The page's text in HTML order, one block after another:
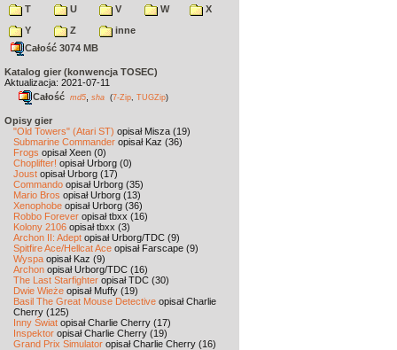
T
U V W
X
Y
Z
inne
Całość 3074 MB
Katalog gier (konwencja TOSEC)
Aktualizacja: 2021-07-11
Całość md5 sha (7-Zip TUGZip)
Opisy gier
"Old Towers" (Atari ST) opisał Misza (19)
Submarine Commander opisał Kaz (36)
Frogs opisał Xeen (0)
Choplifter! opisał Urborg (0)
Joust opisał Urborg (17)
Commando opisał Urborg (35)
Mario Bros opisał Urborg (13)
Xenophobe opisał Urborg (36)
Robbo Forever opisał tbxx (16)
Kolony 2106 opisał tbxx (3)
Archon II: Adept opisał Urborg/TDC (9)
Spitfire Ace/Hellcat Ace opisał Farscape (9)
Wyspa opisał Kaz (9)
Archon opisał Urborg/TDC (16)
The Last Starfighter opisał TDC (30)
Dwie Wieże opisał Muffy (19)
Basil The Great Mouse Detective opisał Charlie
Cherry (125)
Inny Świat opisał Charlie Cherry (17)
Inspektor opisał Charlie Cherry (19)
Grand Prix Simulator opisał Charlie Cherry (16)